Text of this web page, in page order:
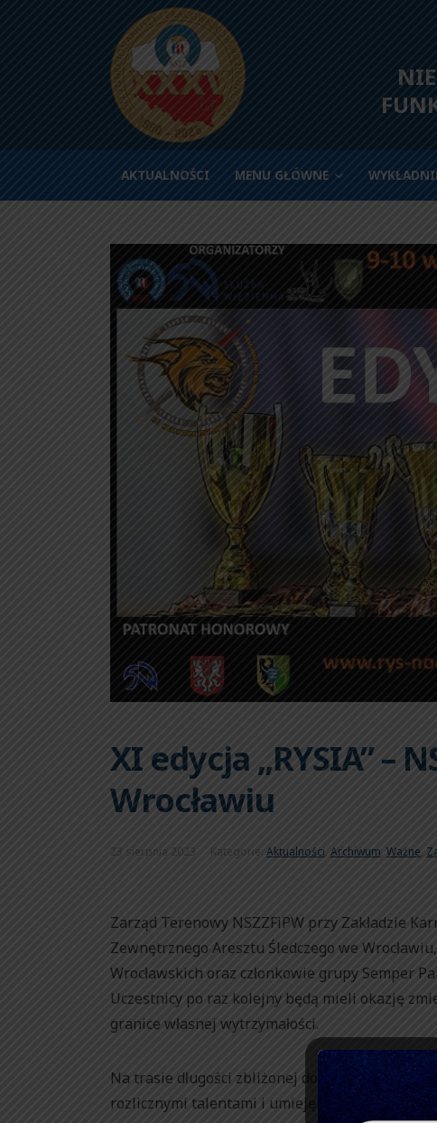
AKTUALNOŚCI MENU GŁÓWNE
XI edycja „RYSIA” –
Wrocławiu
23 sierpnia 2023 Kategorie: Aktualności, Archiwum Ważne,
Zarząd Terenowy NSZZFiPW przy Zakładzie
Zewnętrznego Aresztu Śledczego we
Wrocławskich oraz członkowie grupy Semper
Uczestnicy po raz kolejny będą mieli okazję
granice własnej wytrzymałości.
Na trasie długości zbliżonej do biegu
rozlicznymi talentami i umiejętnościami, które